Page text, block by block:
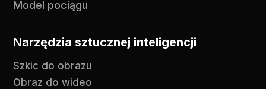
Model pociągu
Narzędzia sztucznej inteligencji
Szkic do obrazu
Obraz do wideo